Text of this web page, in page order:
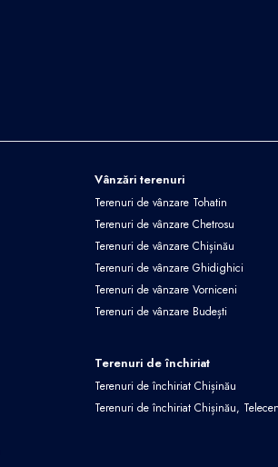
Vânzări terenuri
Terenuri de vânzare Tohatin
Terenuri de vânzare Chetrosu
Terenuri de vânzare Chișinău
Terenuri de vânzare Ghidighici
Terenuri de vânzare Vorniceni
Terenuri de vânzare Budești
Terenuri de închiriat
Terenuri de închiriat Chișinău
Terenuri de închiriat Chișinău,